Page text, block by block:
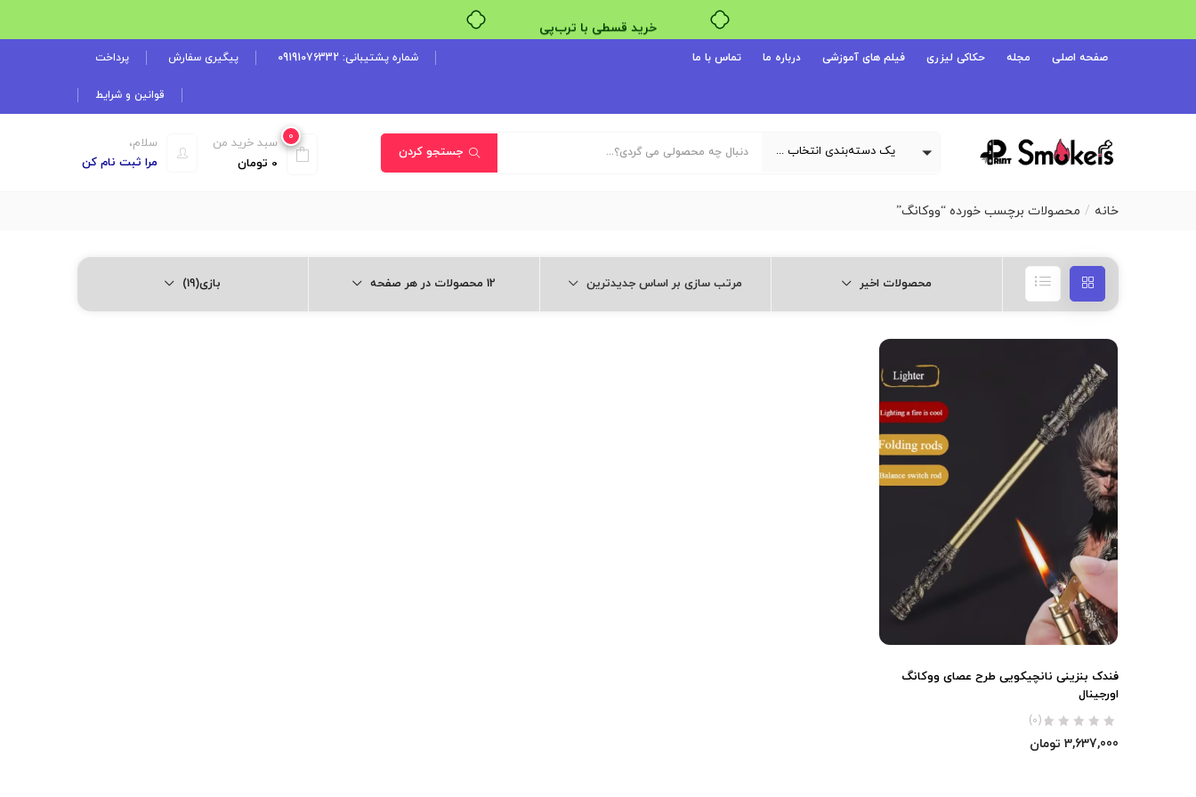
خرید قسطی با ترب‌پی
صفحه اصلی مجله حکاکی لیزری فیلم های آموزشی درباره ما تماس با ما شماره پشتیبانی: 09191076332 پیگیری سفارش پرداخت
قوانین و شرایط
یک دسته‌بندی انتخاب کنید جستجو کردن
سلام،
مرا ثبت نام کن
0
سبد خرید من
0 تومان
خانه محصولات برچسب خورده “ووکانگ”
محصولات اخیر مرتب سازی بر اساس جدیدترین 12 محصولات در هر صفحه بازی(19)
فندک بنزینی نانچیکویی طرح عصای ووکانگ
اورجینال
(0)
3,637,000 تومان